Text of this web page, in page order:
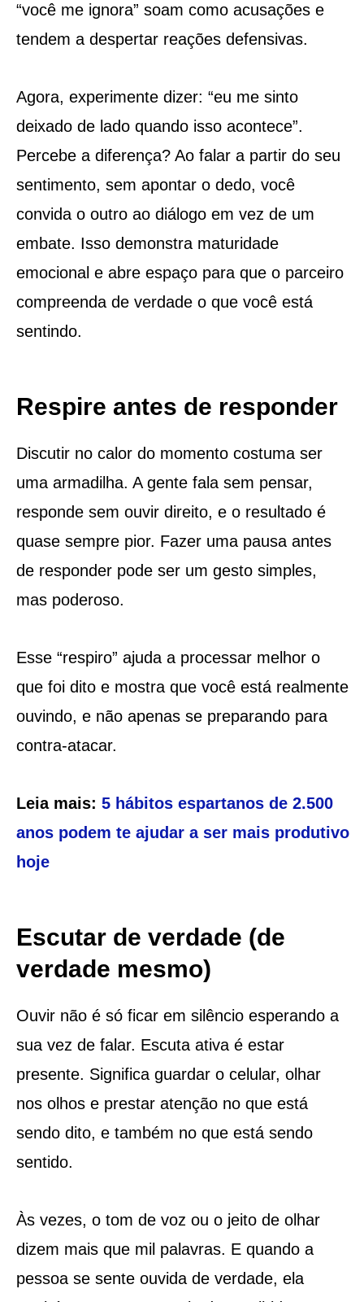
“você me ignora” soam como acusações e
tendem a despertar reações defensivas.
Agora, experimente dizer: “eu me sinto
deixado de lado quando isso acontece”.
Percebe a diferença? Ao falar a partir do seu
sentimento, sem apontar o dedo, você
convida o outro ao diálogo em vez de um
embate. Isso demonstra maturidade
emocional e abre espaço para que o parceiro
compreenda de verdade o que você está
sentindo.
Respire antes de responder
Discutir no calor do momento costuma ser
uma armadilha. A gente fala sem pensar,
responde sem ouvir direito, e o resultado é
quase sempre pior. Fazer uma pausa antes
de responder pode ser um gesto simples,
mas poderoso.
Esse “respiro” ajuda a processar melhor o
que foi dito e mostra que você está realmente
ouvindo, e não apenas se preparando para
contra-atacar.
Leia mais: 5 hábitos espartanos de 2.500
anos podem te ajudar a ser mais produtivo
hoje
Escutar de verdade (de
verdade mesmo)
Ouvir não é só ficar em silêncio esperando a
sua vez de falar. Escuta ativa é estar
presente. Significa guardar o celular, olhar
nos olhos e prestar atenção no que está
sendo dito, e também no que está sendo
sentido.
Às vezes, o tom de voz ou o jeito de olhar
dizem mais que mil palavras. E quando a
pessoa se sente ouvida de verdade, ela